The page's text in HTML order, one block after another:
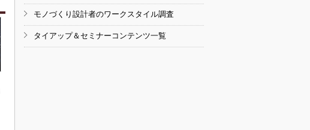
モノづくり設計者のワークスタイル調査
タイアップ＆セミナーコンテンツ一覧